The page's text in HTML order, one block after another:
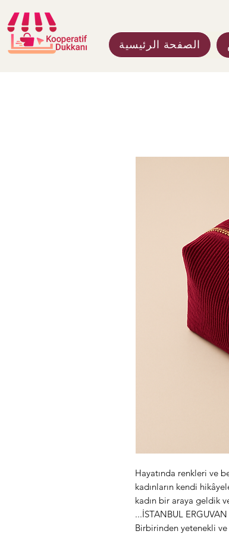
الصفحة الرئيسية
Hayatında renkleri ve
kadınların kendi
kadın bir araya geldik
İSTANBUL
Birbirinden yetenekli ve